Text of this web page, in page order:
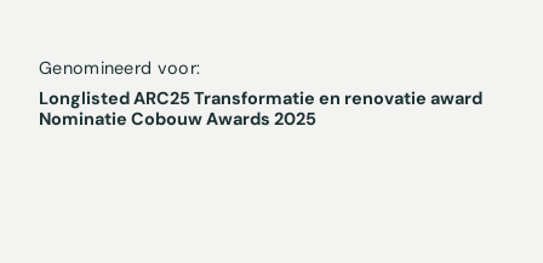
Genomineerd voor:
Longlisted ARC25 Transformatie en renovatie award
Nominatie Cobouw Awards 2025